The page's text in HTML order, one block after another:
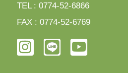
TEL : 0774-52-6866
FAX : 0774-52-6769